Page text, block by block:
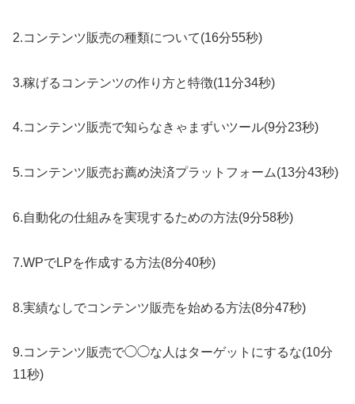
2.コンテンツ販売の種類について(16分55秒)
3.稼げるコンテンツの作り方と特徴(11分34秒)
4.コンテンツ販売で知らなきゃまずいツール(9分23秒)
5.コンテンツ販売お薦め決済プラットフォーム(13分43秒)
6.自動化の仕組みを実現するための方法(9分58秒)
7.WPでLPを作成する方法(8分40秒)
8.実績なしでコンテンツ販売を始める方法(8分47秒)
9.コンテンツ販売で◯◯な人はターゲットにするな(10分
11秒)